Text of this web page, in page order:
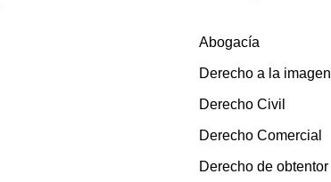
Abogacía
Derecho a la imagen
Derecho Civil
Derecho Comercial
Derecho de obtentor